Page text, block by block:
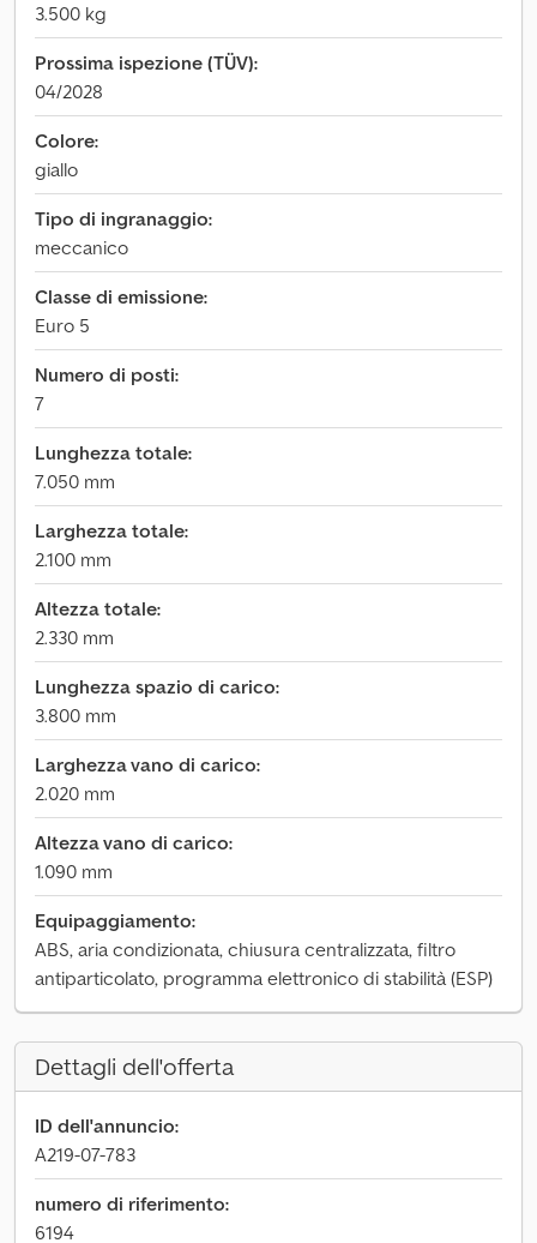
3.500 kg
Prossima ispezione (TÜV):
04/2028
Colore:
giallo
Tipo di ingranaggio:
meccanico
Classe di emissione:
Euro 5
Numero di posti:
7
Lunghezza totale:
7.050 mm
Larghezza totale:
2.100 mm
Altezza totale:
2.330 mm
Lunghezza spazio di carico:
3.800 mm
Larghezza vano di carico:
2.020 mm
Altezza vano di carico:
1.090 mm
Equipaggiamento:
ABS, aria condizionata, chiusura centralizzata, filtro
antiparticolato, programma elettronico di stabilità (ESP)
Dettagli dell'offerta
ID dell'annuncio:
A219-07-783
numero di riferimento:
6194